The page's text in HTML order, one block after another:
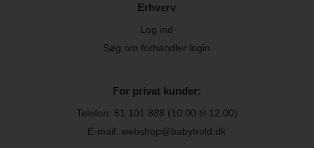
Erhverv
Log ind
Søg om forhandler login
For privat kunder:
Telefon: 61 101 888 (10:00 til 12:00)
E-mail: webshop@babytrold.dk